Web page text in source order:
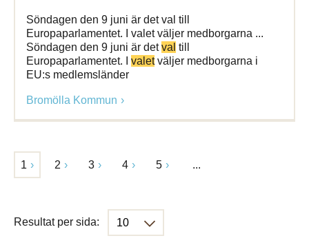
Söndagen den 9 juni är det val till
Europaparlamentet. I valet väljer medborgarna ...
Söndagen den 9 juni är detval till
Europaparlamentet. I valetväljer medborgarna i
EU:s medlemsländer
Bromölla Kommun
1 2 3 4 5 ...
Resultat per sida: